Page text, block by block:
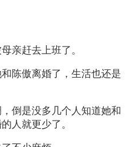
亲赶去上班了。
陈傲离婚了，生活也还是
倒是没多几个人知道她和
人就更少了。